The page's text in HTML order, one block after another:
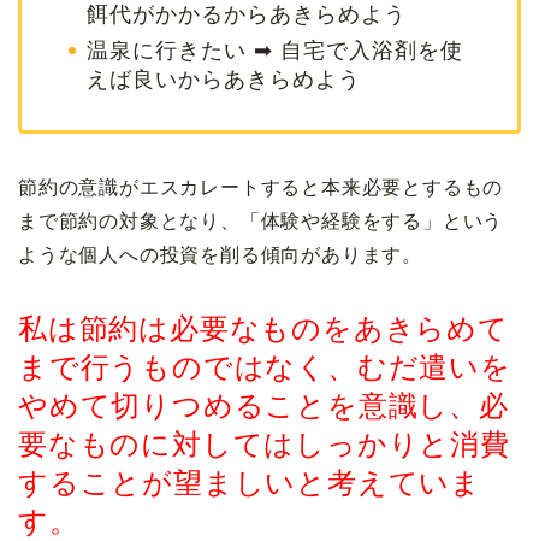
餌代がかかるからあきらめよう
温泉に行きたい ➡ 自宅で入浴剤を使
えば良いからあきらめよう
節約の意識がエスカレートすると本来必要とするもの
まで節約の対象となり、「体験や経験をする」という
ような個人への投資を削る傾向があります。
私は節約は必要なものをあきらめて
まで行うものではなく、むだ遣いを
やめて切りつめることを意識し、必
要なものに対してはしっかりと消費
することが望ましいと考えていま
す。